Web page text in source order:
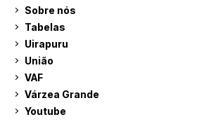
Sobre nós
Tabelas
Uirapuru
União
VAF
Várzea Grande
Youtube